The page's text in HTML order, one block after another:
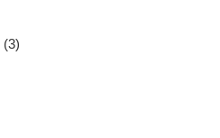
(3)